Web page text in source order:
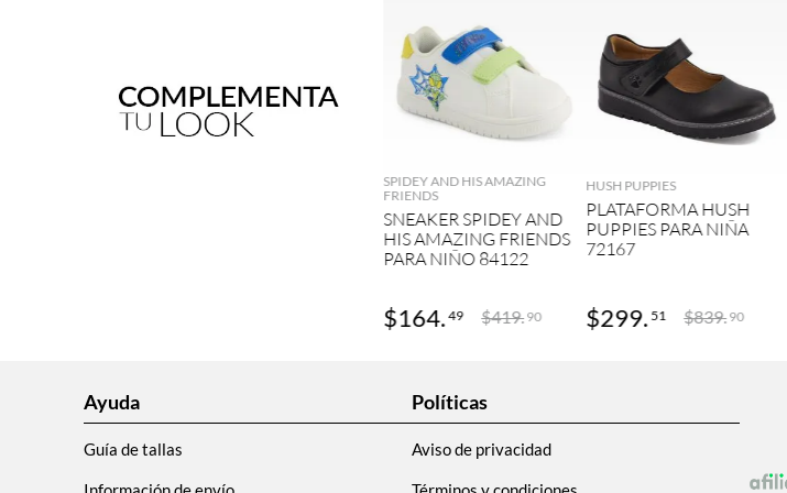
AGREGAR
SPIDEY AND HIS AMAZING
FRIENDS
SNEAKER SPIDEY AND
HIS AMAZING FRIENDS
PARA NIÑO 84122
$164.49 $419.90
AGREGAR
HUSH PUPPIES
PLATAFORMA HUSH
PUPPIES PARA NIÑA
72167
$299. 51 $839. 90
Ayuda
Guía de tallas
Políticas
Aviso de privacidad